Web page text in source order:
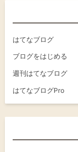
はてなブログ
ブログをはじめる
週刊はてなブログ
はてなブログPro